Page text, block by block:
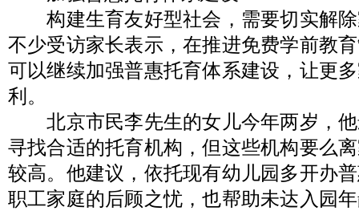
构建生育友好型社会，需要切实解除
不少受访家长表示，在推进免费学前教
可以继续加强普惠托育体系建设，让更
利。
北京市民李先生的女儿今年两岁，他
寻找合适的托育机构，但这些机构要么
较高。他建议，依托现有幼儿园多开办
职工家庭的后顾之忧，也帮助未达入园